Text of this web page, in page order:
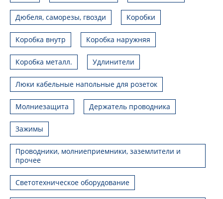
Дюбеля, саморезы, гвозди Коробки
Коробка внутр Коробка наружняя
Коробка металл. Удлинители
Люки кабельные напольные для розеток
Молниезащита Держатель проводника
Зажимы
Проводники, молниеприемники, заземлители и
прочее
Светотехническое оборудование